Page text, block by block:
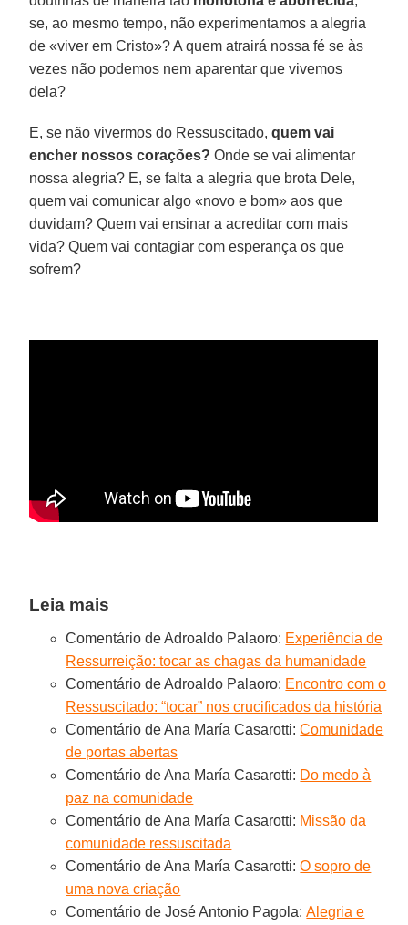
se, ao mesmo tempo, não experimentamos a alegria
de «viver em Cristo»? A quem atrairá nossa fé se às
vezes não podemos nem aparentar que vivemos
dela?
E, se não vivermos do Ressuscitado,quem vai
encher nossos corações? Onde se vai alimentar
nossa alegria? E, se falta a alegria que brota Dele,
quem vai comunicar algo «novo e bom» aos que
duvidam? Quem vai ensinar a acreditar com mais
vida? Quem vai contagiar com esperança os que
sofrem?
Leia mais
Comentário de Adroaldo Palaoro: Experiência de
Ressurreição: tocar as chagas da humanidade
Comentário de Adroaldo Palaoro: Encontro com o
Ressuscitado: “tocar” nos crucificados da história
Comentário de Ana María Casarotti:Comunidade
de portas abertas
Comentário de Ana María Casarotti: Do medo à
paz na comunidade
Comentário de Ana María Casarotti: Missão da
comunidade ressuscitada
Comentário de Ana María Casarotti:O sopro de
uma nova criação
Comentário de José Antonio Pagola:Alegria e